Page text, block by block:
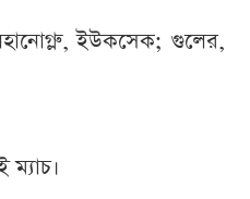
ইউকসেক; গুলের,